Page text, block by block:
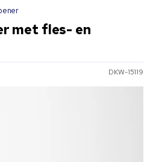
met fles- en
DKW-15119